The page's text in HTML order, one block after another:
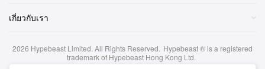
พอดิบพอดี ในฐานะออเดิร์ฟอันกินใจ ตอนพิเศษนี้วาง
และเดิมพันสูงของซีรีส์ ก้าวเข้าสู่ซีซัน 5 ทีมครัวต้องเผชิญ
เกี่ยวกับเรา
2026 Hypebeast Limited. All Rights Reserved. Hypebeast ® is a registered
trademark of Hypebeast Hong Kong Ltd.